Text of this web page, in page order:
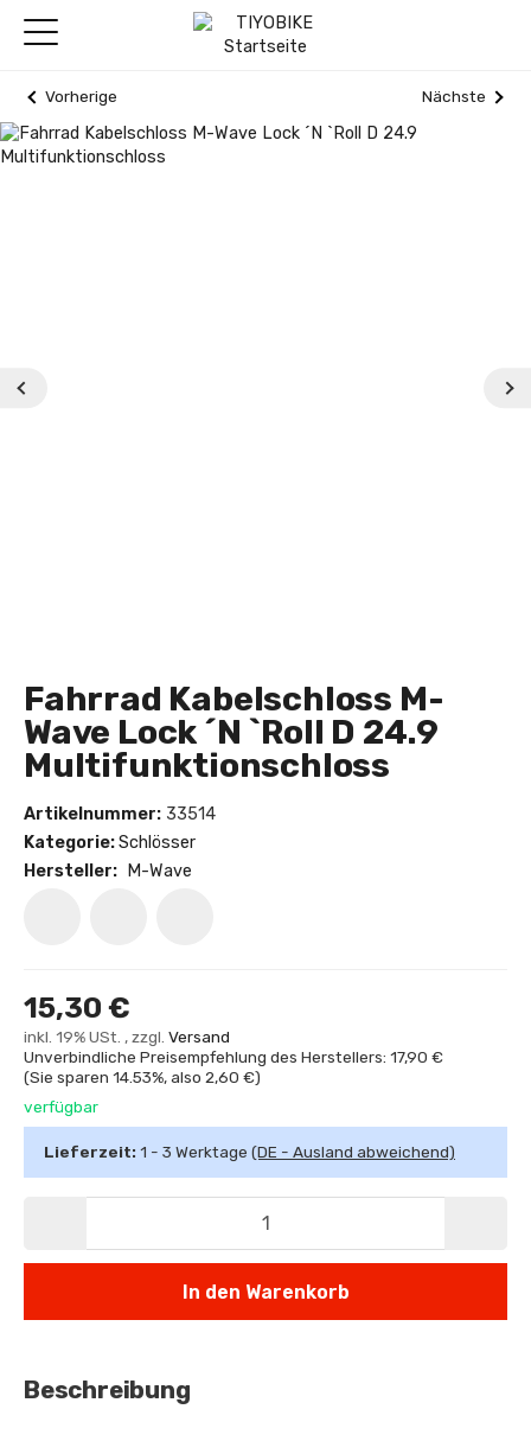
Vorherige Nächste
Fahrrad Kabelschloss M-
Wave Lock ´N `Roll D 24.9
Multifunktionschloss
Artikelnummer: 33514
Kategorie:Schlösser
Hersteller:
M-Wave
15,30 €
inkl. 19% USt. , zzgl. Versand
Unverbindliche Preisempfehlung des Herstellers: 17,90 €
(Sie sparen 14.53%, also 2,60 €)
verfügbar
Lieferzeit: 1 - 3 Werktage (DE - Ausland abweichend)
In den Warenkorb
Beschreibung